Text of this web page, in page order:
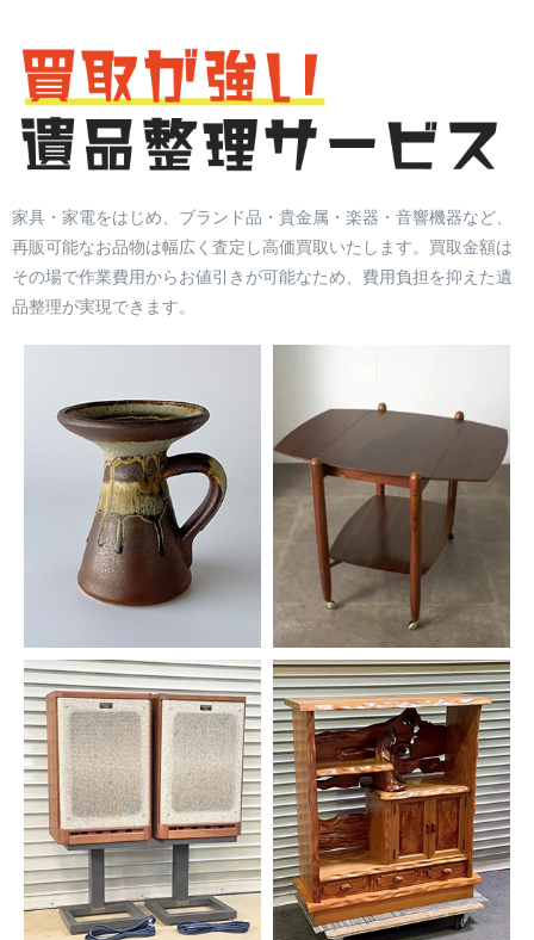
家具・家電をはじめ、ブランド品・貴金属・楽器・音響機器など、
再販可能なお品物は幅広く査定し高価買取いたします。買取金額は
その場で作業費用からお値引きが可能なため、費用負担を抑えた遺
品整理が実現できます。